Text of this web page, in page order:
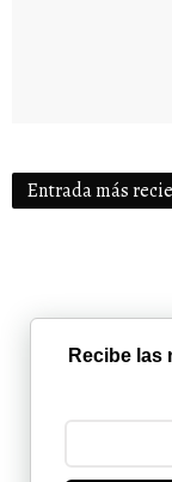
Entrada más
Recibe